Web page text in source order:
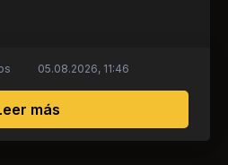
mássobre Robert Kiyosaki:
05.08.2026, 11:46